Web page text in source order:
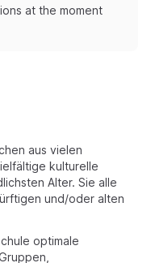
at the moment
aus vielen
kulturelle
Alter. Sie alle
und/oder alten
optimale